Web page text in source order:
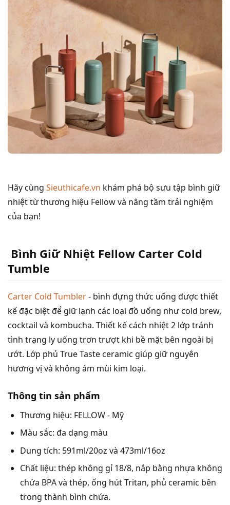
Hãy cùng Sieuthicafe.vn khám phá bộ sưu tập bình giữ
nhiệt từ thương hiệu Fellow và nâng tầm trải nghiệm
của bạn!
Bình Giữ Nhiệt Fellow Carter Cold
Tumble
Carter Cold Tumbler- bình đựng thức uống được thiết
kế đặc biệt để giữ lạnh các loại đồ uống như cold brew,
cocktail và kombucha. Thiết kế cách nhiệt 2 lớp tránh
tình trạng ly uống trơn trượt khi bề mặt bên ngoài bị
ướt. Lớp phủ True Taste ceramic giúp giữ nguyên
hương vị và không ám mùi kim loại.
Thông tin sản phẩm
Thương hiệu: FELLOW - Mỹ
Màu sắc: đa dạng màu
Dung tích: 591ml/20oz và 473ml/16oz
Chất liệu: thép không gỉ 18/8, nắp bằng nhựa không
chứa BPA và thép, ống hút Tritan, phủ ceramic bên
trong thành bình chứa.